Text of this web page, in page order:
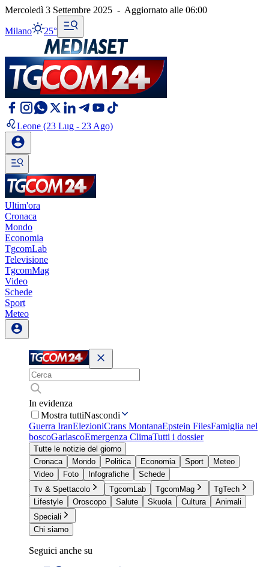
Mercoledì 3 Settembre 2025 - Aggiornato alle 06:00
Milano 25°
Leone (23 Lug - 23 Ago)
Ultim'ora
Cronaca
Mondo
Economia
TgcomLab
Televisione
TgcomMag
Video
Schede
Sport
Meteo
In evidenza
Mostra tuttiNascondi
Guerra IranElezioniCrans MontanaEpstein FilesFamiglia nel
boscoGarlascoEmergenza ClimaTutti i dossier
Tutte le notizie del giorno
Cronaca
Mondo Politica Economia Sport
Meteo
Video
Foto Infografiche
Schede
Tv & Spettacolo
TgcomLab TgcomMag
TgTech
Lifestyle
Oroscopo Salute Skuola Cultura
Animali
Speciali
Chi siamo
Seguici anche su